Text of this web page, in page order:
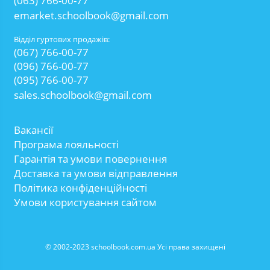
emarket.schoolbook@gmail.com
Відділ гуртових продажів:
(067) 766-00-77
(096) 766-00-77
(095) 766-00-77
sales.schoolbook@gmail.com
Вакансії
Програма лояльності
Гарантія та умови повернення
Доставка та умови відправлення
Політика конфіденційності
Умови користування сайтом
© 2002-2023 schoolbook.com.ua Усі права захищені